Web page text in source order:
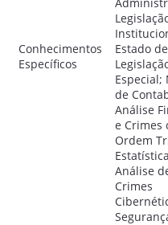
Conhecimentos
Específicos
Estado
Especial;
de
Análise
e Crimes
Ordem
Análise
Crimes